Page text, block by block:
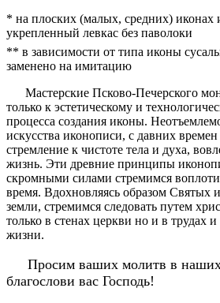
* на плоских (малых, средних) иконах
укрепленный левкас без паволоки
** в зависимости от типа иконы
заменено на имитацию
Мастерские Псково-Печерского
только к эстетическому и
процесса создания иконы.
искусства иконописи, с давних времен
стремление к чистоте тела и духа,
жизнь. Эти древние принципы
скромными силами стремимся
время. Вдохновляясь образом Святых
земли, стремимся следовать путем
только в стенах церкви но и в трудах
жизни.
Просим ваших молитв в
благослови вас Господь!